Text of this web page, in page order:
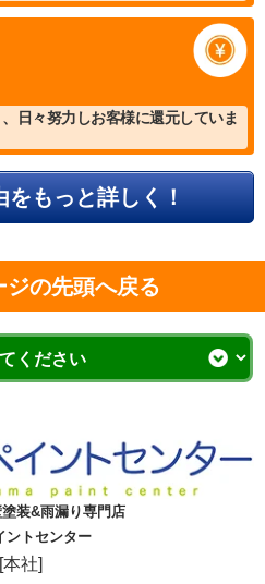
日々努力しお客様に還元していま
もっと詳しく！
ジの先頭へ戻る
装&雨漏り専門店
ントセンター
[本社]